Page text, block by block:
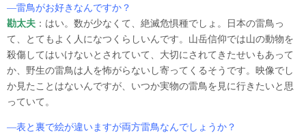
―雷鳥がお好きなんですか？
勘太夫 ：はい。数が少なくて、絶滅危惧種でしょ。日本の雷鳥っ
て、とてもよく人になつくらしいんです。山岳信仰では山の動物を
殺傷してはいけないとされていて、大切にされてきたせいもあって
か、野生の雷鳥は人を怖がらないし寄ってくるそうです。映像でし
か見たことはないんですが、いつか実物の雷鳥を見に行きたいと思
っていて。
―表と裏で絵が違いますが両方雷鳥なんでしょうか？